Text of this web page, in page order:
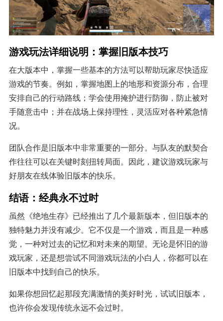
游戏玩法详细说明：掌握旧版本技巧
在大版本中，掌握一些基本的方法可以帮助玩家尽快适应
游戏的节奏。例如，掌握地图上的地形和资源分布，合理
安排自己的行动路线；学会使用掩护进行防御，防止被对
手随意击中；并在战场上保持理性，灵活应对各种紧急情
况。
团队合作是旧版本中非常重要的一部分。与队友的默契合
作往往可以在关键时刻扭转局面。因此，建议游戏玩家与
好朋友在线体验旧版本的快乐。
结语：经典永不过时
虽然《绝地生存》已经推出了几个最新版本，但旧版本的
独特魅力并没有减少。它不仅是一个游戏，而且是一种感
觉，一种对过去的记忆和对未来的期望。无论是怀旧的游
戏玩家，还是想尝试不同游戏玩法的小白人，你都可以在
旧版本中找到自己的快乐。
如果你想回忆起那段充满激情的美好时光，试试旧版本，
也许你会发现传统永远不会过时。